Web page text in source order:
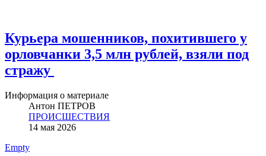
Курьера мошенников, похитившего у
орловчанки 3,5 млн рублей, взяли под
стражу
Информация о материале
Антон ПЕТРОВ
ПРОИСШЕСТВИЯ
14 мая 2026
Empty